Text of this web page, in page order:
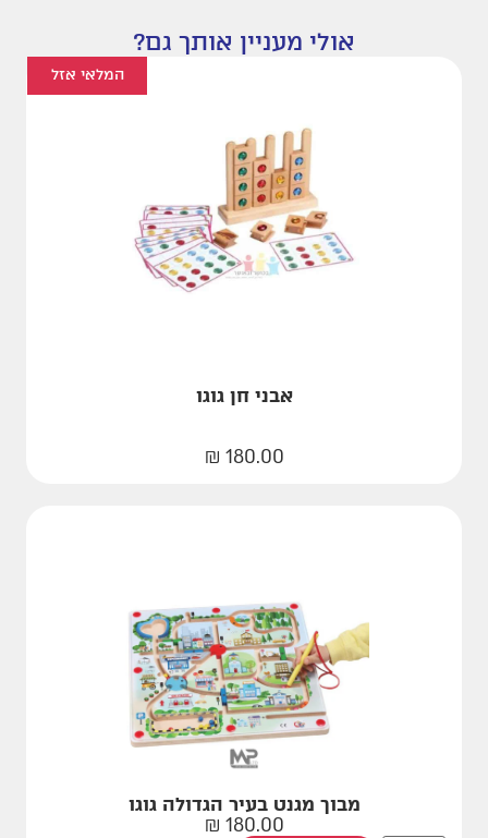
אולי מעניין אותך גם?
המלאי אזל
אבני חן גוגו
180.00
₪
מבוך מגנט בעיר הגדולה גוגו
180.00
₪